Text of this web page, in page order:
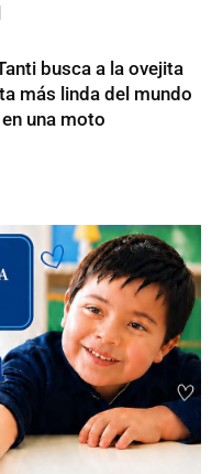
busca a la ovejita
más linda del mundo
una moto